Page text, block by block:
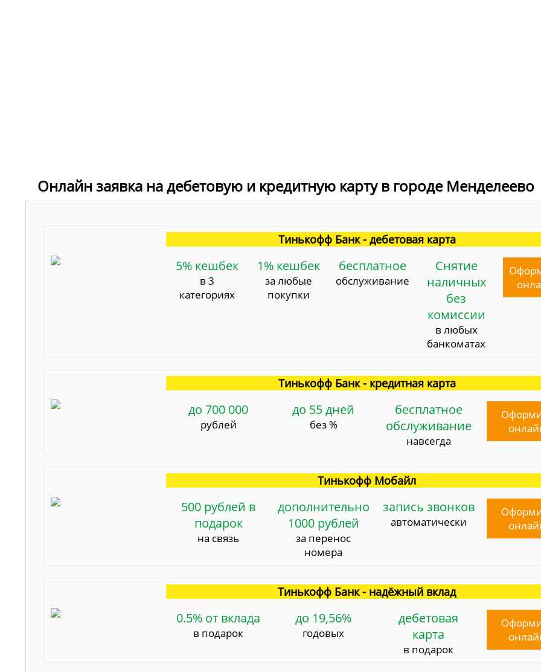
Онлайн заявка на дебетовую и кредитную карту в городе Менделеево
Тинькофф Банк - дебетовая карта
5% кешбек
в 3
категориях
1% кешбек
за любые
покупки
бесплатное
обслуживание
Снятие
наличных
без
комиссии
в любых
банкоматах
Тинькофф Банк - кредитная карта
до 700 000
рублей
до 55 дней
без %
бесплатное
обслуживание
навсегда
Тинькофф Мобайл
500 рублей в
подарок
на связь
дополнительно
1000 рублей
за перенос
номера
запись звонков
автоматически
Тинькофф Банк - надёжный вклад
0.5% от вклада
в подарок
до 19,56%
годовых
дебетовая
карта
в подарок